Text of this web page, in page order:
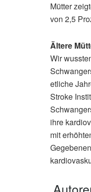
Mütter
von 2,5
Ältere
Wir
etliche
Stroke
ihre
mit